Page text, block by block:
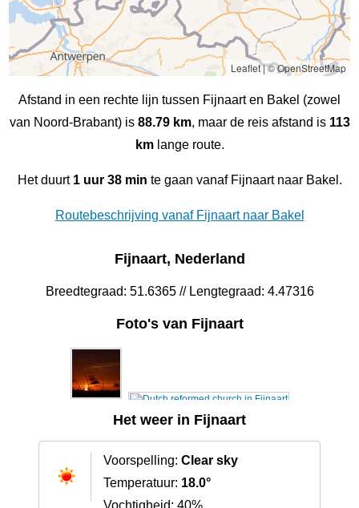
Leaflet|© OpenStreetMap
Afstand in een rechte lijn tussen Fijnaart en Bakel (zowel
van Noord-Brabant) is 88.79 km, maar de reis afstand is 113
kmlange route.
Het duurt 1 uur 38 min te gaan vanaf Fijnaart naar Bakel.
Routebeschrijving vanaf Fijnaart naar Bakel
Fijnaart, Nederland
Breedtegraad: 51.6365 // Lengtegraad: 4.47316
Foto's van Fijnaart
Het weer in Fijnaart
Voorspelling: Clear sky
Temperatuur: 18.0°